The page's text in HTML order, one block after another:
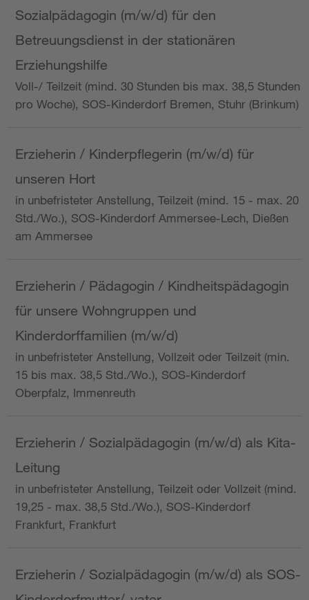
Sozialpädagogin (m/w/d) für den
Betreuungsdienst in der stationären
Erziehungshilfe
Voll-/ Teilzeit (mind. 30 Stunden bis max. 38,5 Stunden
pro Woche), SOS-Kinderdorf Bremen, Stuhr (Brinkum)
Erzieherin / Kinderpflegerin (m/w/d) für
unseren Hort
in unbefristeter Anstellung, Teilzeit (mind. 15 - max. 20
Std./Wo.), SOS-Kinderdorf Ammersee-Lech, Dießen
am Ammersee
Erzieherin / Pädagogin / Kindheitspädagogin
für unsere Wohngruppen und
Kinderdorffamilien (m/w/d)
in unbefristeter Anstellung, Vollzeit oder Teilzeit (min.
15 bis max. 38,5 Std./Wo.), SOS-Kinderdorf
Oberpfalz, Immenreuth
Erzieherin / Sozialpädagogin (m/w/d) als Kita-
Leitung
in unbefristeter Anstellung, Teilzeit oder Vollzeit (mind.
19,25 - max. 38,5 Std./Wo.), SOS-Kinderdorf
Frankfurt, Frankfurt
Erzieherin / Sozialpädagogin (m/w/d) als SOS-